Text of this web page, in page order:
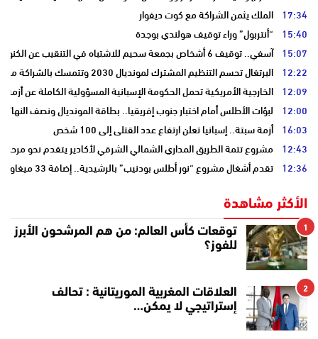
17:34 الملك يثمن الشراكة مع كوت ديفوار
15:40 “أنتربول” وراء توقيف هولندي بوجدة
15:07 آسفي.. توقيف 6 أشخاص بجمعة سحيم للاشتباه في التنقيب عن الكنوز .
12:22 البرتغال تحسم التنظيم المشترك لمونديال 2030 وتتمسك بالشراكة مع المغرب وإسبانيا
12:09 الخارجية الأمريكية تحمل الحكومة الإسبانية المسؤولية الكاملة عن أزمة
12:00 لبؤات الأطلس أمام اختبار جنوب إفريقيا.. بطاقة المونديال ونصف
16:03 أزمة سبتة.. إسبانيا تعلن ارتفاع عدد القتلى إلى 100 شخص
12:43 مشروع تتمة الطريق المداري الشمالي الشرقي لأكادير يتقدم نحو مرحلة
12:36 تقدم أشغال مشروع “نور أطلس بودنيب” بالرشيدية.. إضافة 33 ميغاوات إلى الشبكة الوطنية
الأكثر مشاهدة
1
توقعات كأس العالم: من هم المرشحون الأبرز
للفوز؟
2
العلاقات المغربية الموريتانية : تحالف
إستراتيجي لا يمكن…